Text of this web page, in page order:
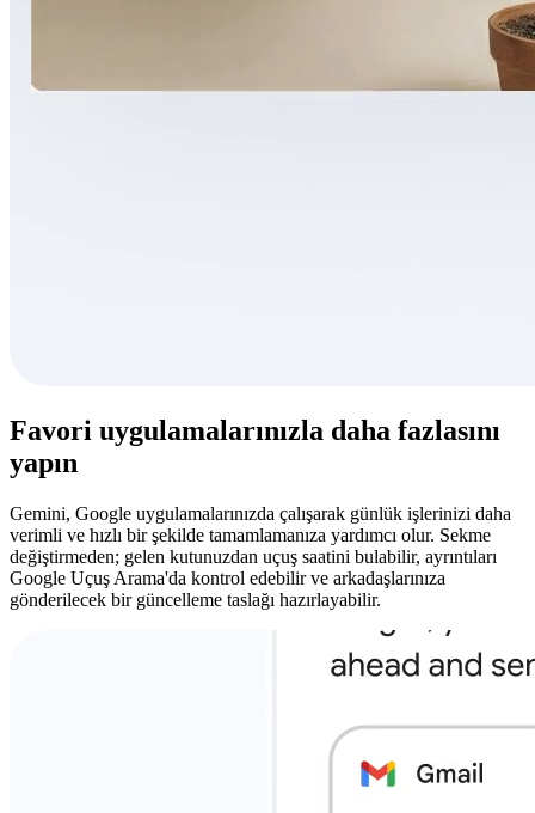
Favori uygulamalarınızla daha fazlasını
yapın
Gemini, Google uygulamalarınızda çalışarak günlük işlerinizi daha
verimli ve hızlı bir şekilde tamamlamanıza yardımcı olur. Sekme
değiştirmeden; gelen kutunuzdan uçuş saatini bulabilir, ayrıntıları
Google Uçuş Arama'da kontrol edebilir ve arkadaşlarınıza
gönderilecek bir güncelleme taslağı hazırlayabilir.